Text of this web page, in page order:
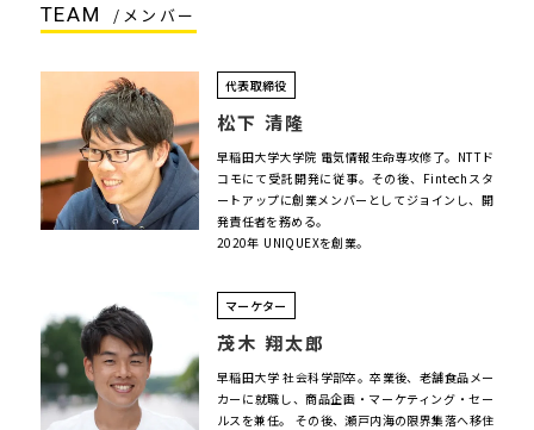
TEAM /メンバー
代表取締役
松下 清隆
早稲田大学大学院 電気情報生命専攻修了。NTTド
コモにて受託開発に従事。その後、Fintechスタ
ートアップに創業メンバーとしてジョインし、開
発責任者を務める。
2020年 UNIQUEXを創業。
マーケター
茂木 翔太郎
早稲田大学 社会科学部卒。卒業後、老舗食品メー
カーに就職し、商品企画・マーケティング・セー
ルスを兼任。 その後、瀬戸内海の限界集落へ移住